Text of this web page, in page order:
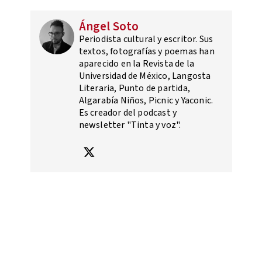
Ángel Soto
Periodista cultural y escritor. Sus
textos, fotografías y poemas han
aparecido en la Revista de la
Universidad de México, Langosta
Literaria, Punto de partida,
Algarabía Niños, Picnic y Yaconic.
Es creador del podcast y
newsletter "Tinta y voz".